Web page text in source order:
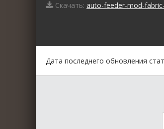
Скачать: auto-feeder-mod-
Дата последнего обновления